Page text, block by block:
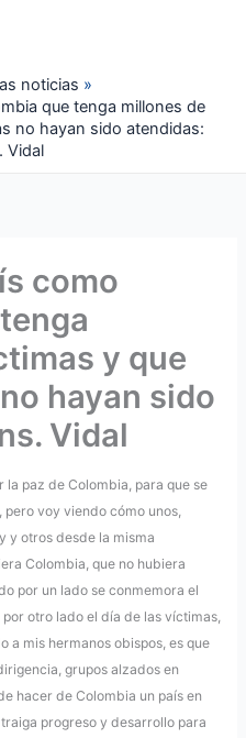
noticias
que tenga millones de
no hayan sido atendidas:
Vidal
como
y que
hayan sido
Vidal
la paz de Colombia, para que se
voy viendo cómo unos,
y otros desde la misma
Colombia, que no hubiera
por un lado se conmemora el
otro lado el día de las víctimas,
a mis hermanos obispos, es que
grupos alzados en
hacer de Colombia un país en
progreso y desarrollo para